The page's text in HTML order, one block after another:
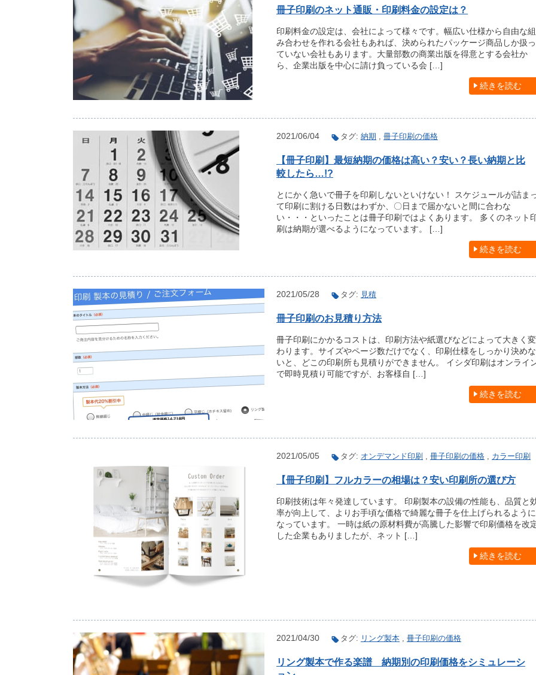
冊子印刷のネット通販・印刷料金の設定は？
印刷料金の設定は、会社によって様々です。幅広い仕様から自由な組
み合わせを作れる会社もあれば、決められたパッケージ商品しか扱っ
ていない会社もあります。大量部数の商業出版を得意とする会社か
ら、企業出版を中心に請け負っている会 […]
続きを読む
2021/06/04 タグ: 納期 冊子印刷の価格
【冊子印刷】最短納期の価格は高い？安い？長い納期と比
較したら…!?
とにかく急いで冊子を印刷しないといけない！ スケジュールが詰ま
て印刷に割ける日数はわずか、〇日まで届かないと間に合わな
い・・・といったことは冊子印刷ではよくあります。 多くのネット
刷は納期が選べるようになっています。 […]
続きを読む
2021/05/28 タグ: 見積
冊子印刷のお見積り方法
冊子印刷にかかるコストは、印刷方法や紙選びなどによって大きく変
わります。サイズやページ数だけでなく、印刷仕様をしっかり決めな
いと、どこの印刷所も見積りができません。 イシダ印刷はオンライ
で即時見積り可能ですが、お客様自 […]
続きを読む
2021/05/05 タグ: オンデマンド印刷 冊子印刷の価格 カラー印刷
【冊子印刷】フルカラーの相場は？安い印刷所の選び方
印刷技術は年々発達しています。 印刷製本の設備の性能も、品質と
率が向上して、よりお手頃な価格で綺麗な冊子を仕上げられるように
なっています。 一時は紙の原材料費が高騰した影響で印刷価格を改
した企業もありましたが、ネット […]
続きを読む
2021/04/30 タグ: リング製本 , 冊子印刷の価格
リング製本で作る楽譜 納期別の印刷価格をシミュレーシ